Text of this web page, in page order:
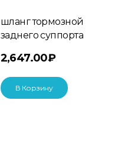
шланг тормозной
заднего суппорта
2,647.00₽
В Корзину